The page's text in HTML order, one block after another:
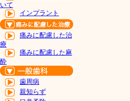
いて
インプラント
痛みに配慮した治
療
痛みに配慮した麻
酔
歯周病
親知らず